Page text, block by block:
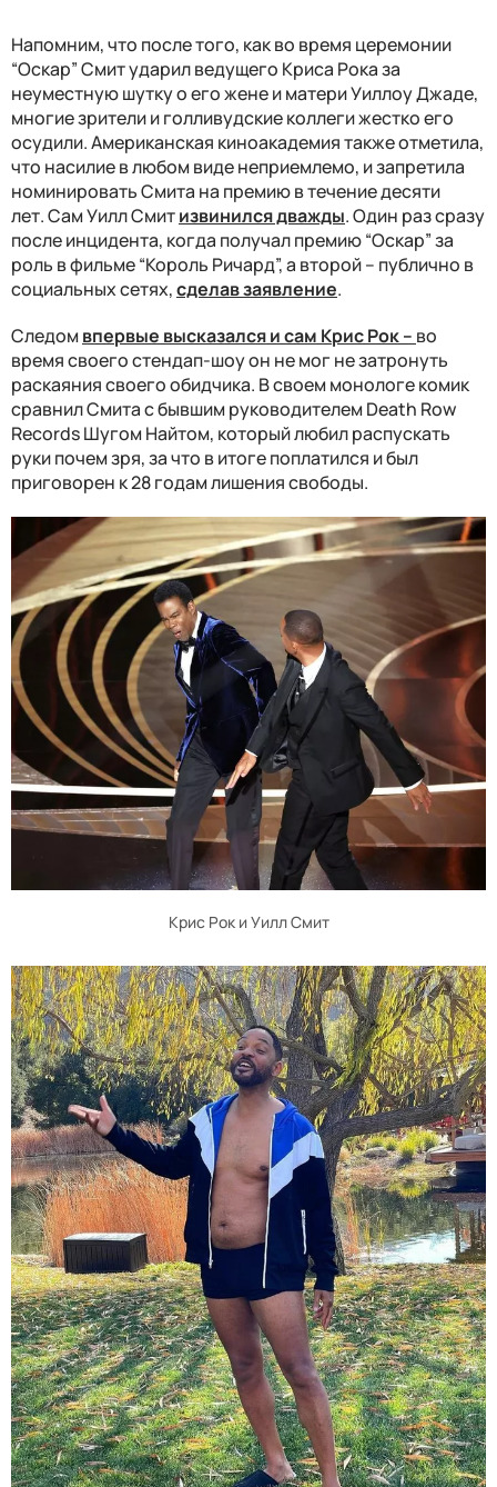
Напомним, что после того, как во время церемонии
“Оскар” Смит ударил ведущего Криса Рока за
неуместную шутку о его жене и матери Уиллоу Джаде,
многие зрители и голливудские коллеги жестко его
осудили. Американская киноакадемия также отметила,
что насилие в любом виде неприемлемо, и запретила
номинировать Смита на премию в течение десяти
лет. Сам Уилл Смитизвинился дважды. Один раз сразу
после инцидента, когда получал премию “Оскар” за
роль в фильме “Король Ричард”, а второй – публично в
социальных сетях,сделав заявление.
Следомвпервые высказался и сам Крис Рок – во
время своего стендап-шоу он не мог не затронуть
раскаяния своего обидчика. В своем монологе комик
сравнил Смита с бывшим руководителем Death Row
Records Шугом Найтом, который любил распускать
руки почем зря, за что в итоге поплатился и был
приговорен к 28 годам лишения свободы.
Крис Рок и Уилл Смит